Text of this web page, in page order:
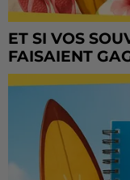
ET SI VOS
FAISAIENT